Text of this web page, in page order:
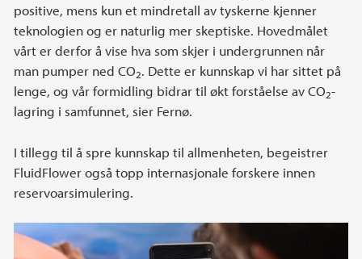
positive, mens kun et mindretall av tyskerne kjenner
teknologien og er naturlig mer skeptiske. Hovedmålet
vårt er derfor å vise hva som skjer i undergrunnen når
man pumper ned CO2. Dette er kunnskap vi har sittet på
lenge, og vår formidling bidrar til økt forståelse av CO2-
lagring i samfunnet, sier Fernø.
I tillegg til å spre kunnskap til allmenheten, begeistrer
FluidFlower også topp internasjonale forskere innen
reservoarsimulering.